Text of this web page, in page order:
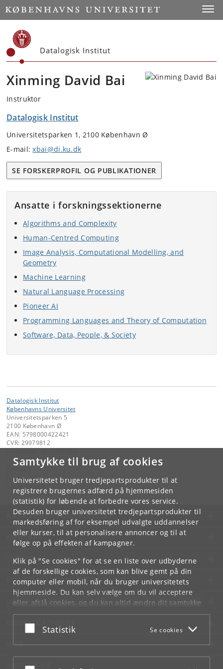
Samtykke til brug af cookies
Universitetet bruger tredjepartsprodukter til at
registrere brugernes adfærd på hjemmesiden
(statistik) for løbende at forbedre vores service.
Desuden bruger universitetet tredjepartsprodukter til
markedsføring af for eksempel udvalgte uddannelser
eller kurser, til at personalisere annoncer og til at
følge op på effekten af kampagner.
Klik på "Se cookies" for at se en liste over udbyderne
af de forskellige cookies, som kan blive gemt på din
computer eller mobil, når du bruger universitetets
hjemmeside. Du kan selv vælge om du vil acceptere
eller afslå cookies, og du kan altid ændre dit samtykke
underCookie- og privatlivspolitiksom du finder i
bunden af hver side.
Acceptér eller afslå
Statistik Se cookies
Start
Datalogisk Institut
Xinming David Bai
Instruktor
Datalogisk Institut
Universitetsparken 1, 2100 København Ø
E-mail:xbai@di.ku.dk
SE FORSKERPROFIL OG PUBLIKATIONER
Ansatte i forskningssektionerne
Algorithms and Complexity
Human-Centred Computing
Image Analysis, Computational Modelling, and
Geometry
Machine Learning
Natural Language Processing
Pioneer AI
Programming Languages and Theory of Computation
Software, Data, People, & Society
Datalogisk Institut
Københavns Universitet
Universitetsparken 5
2100 København Ø
EAN: 5798000422421
CVR: 29979812
Datalogisk Institut
KØBENHAVNS UNIVERSITET
KONTAKT
SERVICES
FOR STUDERENDE OG ANSATTE
JOB OG KARRIERE
NØDSITUATIONER
WEB
MØD KU PÅ